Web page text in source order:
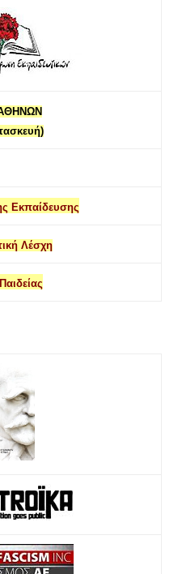
Εκπαίδευσης
Λέσχη